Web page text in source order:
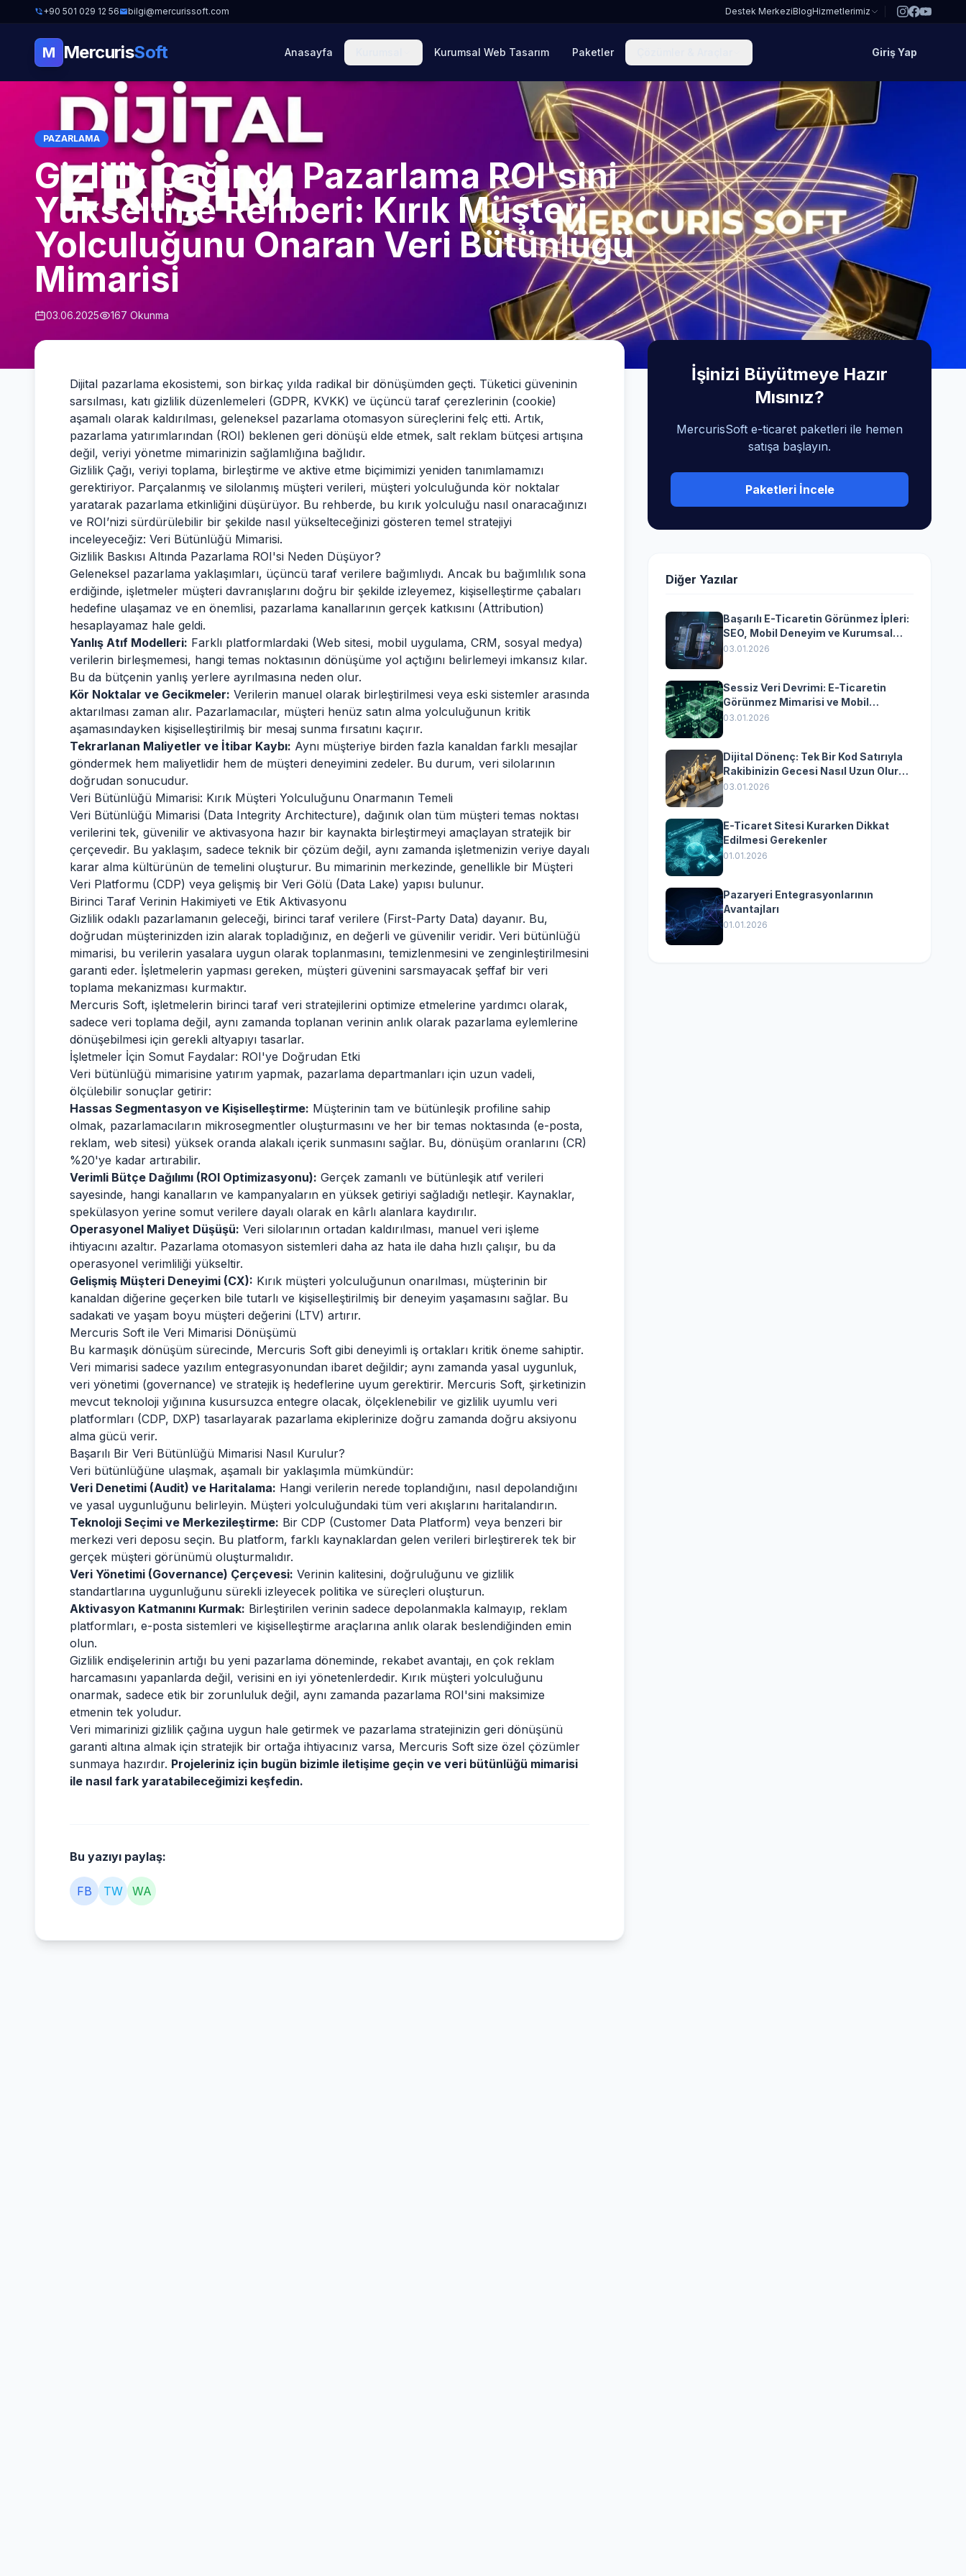
+90 501 029 12 56 bilgi@mercurissoft.com Destek MerkeziBlogHizmetlerimiz
M MercurisSoft Anasayfa Kurumsal Web Tasarım Paketler Giriş Yap
PAZARLAMA
Gizlilik Çağında Pazarlama ROI'sini
Yükseltme Rehberi: Kırık Müşteri
Yolculuğunu Onaran Veri Bütünlüğü
Mimarisi
03.06.2025 167 Okunma
Dijital pazarlama ekosistemi, son birkaç yılda radikal bir dönüşümden geçti. Tüketici güveninin
sarsılması, katı gizlilik düzenlemeleri (GDPR, KVKK) ve üçüncü taraf çerezlerinin (cookie)
aşamalı olarak kaldırılması, geleneksel pazarlama otomasyon süreçlerini felç etti. Artık,
pazarlama yatırımlarından (ROI) beklenen geri dönüşü elde etmek, salt reklam bütçesi artışına
değil, veriyi yönetme mimarinizin sağlamlığına bağlıdır.
Gizlilik Çağı, veriyi toplama, birleştirme ve aktive etme biçimimizi yeniden tanımlamamızı
gerektiriyor. Parçalanmış ve silolanmış müşteri verileri, müşteri yolculuğunda kör noktalar
yaratarak pazarlama etkinliğini düşürüyor. Bu rehberde, bu kırık yolculuğu nasıl onaracağınızı
ve ROI’nizi sürdürülebilir bir şekilde nasıl yükselteceğinizi gösteren temel stratejiyi
inceleyeceğiz: Veri Bütünlüğü Mimarisi.
Gizlilik Baskısı Altında Pazarlama ROI'si Neden Düşüyor?
Geleneksel pazarlama yaklaşımları, üçüncü taraf verilere bağımlıydı. Ancak bu bağımlılık sona
erdiğinde, işletmeler müşteri davranışlarını doğru bir şekilde izleyemez, kişiselleştirme çabaları
hedefine ulaşamaz ve en önemlisi, pazarlama kanallarının gerçek katkısını (Attribution)
hesaplayamaz hale geldi.
Yanlış Atıf Modelleri: Farklı platformlardaki (Web sitesi, mobil uygulama, CRM, sosyal medya)
verilerin birleşmemesi, hangi temas noktasının dönüşüme yol açtığını belirlemeyi imkansız kılar.
Bu da bütçenin yanlış yerlere ayrılmasına neden olur.
Kör Noktalar ve Gecikmeler: Verilerin manuel olarak birleştirilmesi veya eski sistemler arasında
aktarılması zaman alır. Pazarlamacılar, müşteri henüz satın alma yolculuğunun kritik
aşamasındayken kişiselleştirilmiş bir mesaj sunma fırsatını kaçırır.
Tekrarlanan Maliyetler ve İtibar Kaybı: Aynı müşteriye birden fazla kanaldan farklı mesajlar
göndermek hem maliyetlidir hem de müşteri deneyimini zedeler. Bu durum, veri silolarının
doğrudan sonucudur.
Veri Bütünlüğü Mimarisi: Kırık Müşteri Yolculuğunu Onarmanın Temeli
Veri Bütünlüğü Mimarisi (Data Integrity Architecture), dağınık olan tüm müşteri temas noktası
verilerini tek, güvenilir ve aktivasyona hazır bir kaynakta birleştirmeyi amaçlayan stratejik bir
çerçevedir. Bu yaklaşım, sadece teknik bir çözüm değil, aynı zamanda işletmenizin veriye dayalı
karar alma kültürünün de temelini oluşturur. Bu mimarinin merkezinde, genellikle bir Müşteri
Veri Platformu (CDP) veya gelişmiş bir Veri Gölü (Data Lake) yapısı bulunur.
Birinci Taraf Verinin Hakimiyeti ve Etik Aktivasyonu
Gizlilik odaklı pazarlamanın geleceği, birinci taraf verilere (First-Party Data) dayanır. Bu,
doğrudan müşterinizden izin alarak topladığınız, en değerli ve güvenilir veridir. Veri bütünlüğü
mimarisi, bu verilerin yasalara uygun olarak toplanmasını, temizlenmesini ve zenginleştirilmesini
garanti eder. İşletmelerin yapması gereken, müşteri güvenini sarsmayacak şeffaf bir veri
toplama mekanizması kurmaktır.
Mercuris Soft, işletmelerin birinci taraf veri stratejilerini optimize etmelerine yardımcı olarak,
sadece veri toplama değil, aynı zamanda toplanan verinin anlık olarak pazarlama eylemlerine
dönüşebilmesi için gerekli altyapıyı tasarlar.
İşletmeler İçin Somut Faydalar: ROI'ye Doğrudan Etki
Veri bütünlüğü mimarisine yatırım yapmak, pazarlama departmanları için uzun vadeli,
ölçülebilir sonuçlar getirir:
Hassas Segmentasyon ve Kişiselleştirme: Müşterinin tam ve bütünleşik profiline sahip
olmak, pazarlamacıların mikrosegmentler oluşturmasını ve her bir temas noktasında (e-posta,
reklam, web sitesi) yüksek oranda alakalı içerik sunmasını sağlar. Bu, dönüşüm oranlarını (CR)
%20'ye kadar artırabilir.
Verimli Bütçe Dağılımı (ROI Optimizasyonu): Gerçek zamanlı ve bütünleşik atıf verileri
sayesinde, hangi kanalların ve kampanyaların en yüksek getiriyi sağladığı netleşir. Kaynaklar,
spekülasyon yerine somut verilere dayalı olarak en kârlı alanlara kaydırılır.
Operasyonel Maliyet Düşüşü: Veri silolarının ortadan kaldırılması, manuel veri işleme
ihtiyacını azaltır. Pazarlama otomasyon sistemleri daha az hata ile daha hızlı çalışır, bu da
operasyonel verimliliği yükseltir.
Gelişmiş Müşteri Deneyimi (CX): Kırık müşteri yolculuğunun onarılması, müşterinin bir
kanaldan diğerine geçerken bile tutarlı ve kişiselleştirilmiş bir deneyim yaşamasını sağlar. Bu
sadakati ve yaşam boyu müşteri değerini (LTV) artırır.
Mercuris Soft ile Veri Mimarisi Dönüşümü
Bu karmaşık dönüşüm sürecinde, Mercuris Soft gibi deneyimli iş ortakları kritik öneme sahiptir.
Veri mimarisi sadece yazılım entegrasyonundan ibaret değildir; aynı zamanda yasal uygunluk,
veri yönetimi (governance) ve stratejik iş hedeflerine uyum gerektirir. Mercuris Soft, şirketinizin
mevcut teknoloji yığınına kusursuzca entegre olacak, ölçeklenebilir ve gizlilik uyumlu veri
platformları (CDP, DXP) tasarlayarak pazarlama ekiplerinize doğru zamanda doğru aksiyonu
alma gücü verir.
Başarılı Bir Veri Bütünlüğü Mimarisi Nasıl Kurulur?
Veri bütünlüğüne ulaşmak, aşamalı bir yaklaşımla mümkündür:
Veri Denetimi (Audit) ve Haritalama: Hangi verilerin nerede toplandığını, nasıl depolandığını
ve yasal uygunluğunu belirleyin. Müşteri yolculuğundaki tüm veri akışlarını haritalandırın.
Teknoloji Seçimi ve Merkezileştirme: Bir CDP (Customer Data Platform) veya benzeri bir
merkezi veri deposu seçin. Bu platform, farklı kaynaklardan gelen verileri birleştirerek tek bir
gerçek müşteri görünümü oluşturmalıdır.
Veri Yönetimi (Governance) Çerçevesi: Verinin kalitesini, doğruluğunu ve gizlilik
standartlarına uygunluğunu sürekli izleyecek politika ve süreçleri oluşturun.
Aktivasyon Katmanını Kurmak: Birleştirilen verinin sadece depolanmakla kalmayıp, reklam
platformları, e-posta sistemleri ve kişiselleştirme araçlarına anlık olarak beslendiğinden emin
olun.
Gizlilik endişelerinin artığı bu yeni pazarlama döneminde, rekabet avantajı, en çok reklam
harcamasını yapanlarda değil, verisini en iyi yönetenlerdedir. Kırık müşteri yolculuğunu
onarmak, sadece etik bir zorunluluk değil, aynı zamanda pazarlama ROI'sini maksimize
etmenin tek yoludur.
Veri mimarinizi gizlilik çağına uygun hale getirmek ve pazarlama stratejinizin geri dönüşünü
garanti altına almak için stratejik bir ortağa ihtiyacınız varsa, Mercuris Soft size özel çözümler
sunmaya hazırdır. Projeleriniz için bugün bizimle iletişime geçin ve veri bütünlüğü mimarisi
ile nasıl fark yaratabileceğimizi keşfedin.
Bu yazıyı paylaş:
FB TW WA
İşinizi Büyütmeye Hazır
Mısınız?
MercurisSoft e-ticaret paketleri ile hemen
satışa başlayın.
Paketleri İncele
Diğer Yazılar
Başarılı E-Ticaretin Görünmez İpleri:
SEO, Mobil Deneyim ve Kurumsal
Yazılımın Kazandıran
03.01.2026
Sessiz Veri Devrimi: E-Ticaretin
Görünmez Mimarisi ve Mobil
Dönüşümün Kurumsal Anahtarı
03.01.2026
Dijital Dönenç: Tek Bir Kod Satırıyla
Rakibinizin Gecesi Nasıl Uzun Olur?
(Kurumsal Yazılımın Güçlü Rolü)
03.01.2026
E-Ticaret Sitesi Kurarken Dikkat
Edilmesi Gerekenler
01.01.2026
Pazaryeri Entegrasyonlarının
Avantajları
01.01.2026